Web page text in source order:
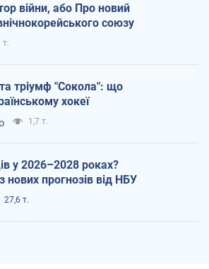
війни, або Про новий
союзу
тріумф "Сокола": що
хокеї
1,7 т.
у 2026–2028 роках?
нових прогнозів від НБУ
27,6 т.